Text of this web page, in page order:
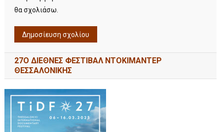
θα σχολιάσω.
27Ο ΔΙΕΘΝΕΣ ΦΕΣΤΙΒΑΛ ΝΤΟΚΙΜΑΝΤΕΡ
ΘΕΣΣΑΛΟΝΙΚΗΣ